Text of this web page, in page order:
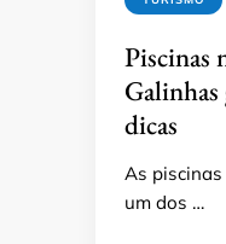
Piscinas
dicas
As
um dos …